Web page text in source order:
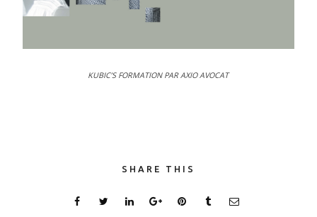
KUBIC’S FORMATION PAR AXIO AVOCAT
SHARE THIS